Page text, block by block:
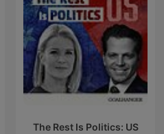
The Rest Is Politics: US